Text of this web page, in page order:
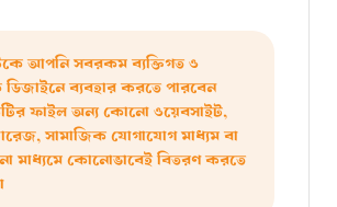
আপনি সবরকম ব্যক্তিগত ও
ডিজাইনে ব্যবহার করতে পারবেন
ফাইল অন্য কোনো ওয়েবসাইট,
সামাজিক যোগাযোগ মাধ্যম বা
মাধ্যমে কোনোভাবেই বিতরণ করতে